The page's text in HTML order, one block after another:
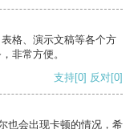
格、演示文稿等各个方
非常方便。
支持[0] 反对[0]
也会出现卡顿的情况，希